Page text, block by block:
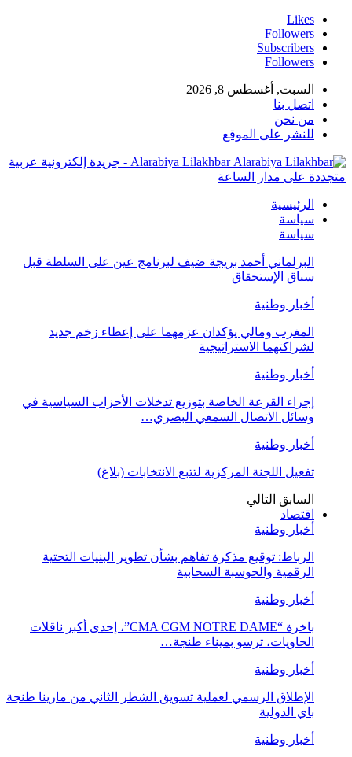
Likes
Followers
Subscribers
Followers
السبت, أغسطس 8, 2026
اتصل بنا
من نحن
للنشر على الموقع
Alarabiya Lilakhbar - جريدة إلكترونية عربية
متجددة على مدار الساعة
الرئيسية
سياسة
سياسة
البرلماني أحمد بريجة ضيف لبرنامج عين على السلطة قبل
سباق الإستحقاق
أخبار وطنية
المغرب ومالي يؤكدان عزمهما على إعطاء زخم جديد
لشراكتهما الاستراتيجية
أخبار وطنية
إجراء القرعة الخاصة بتوزيع تدخلات الأحزاب السياسية في
وسائل الاتصال السمعي البصري…
أخبار وطنية
تفعيل اللجنة المركزية لتتبع الانتخابات (بلاغ)
السابق التالي
اقتصاد
أخبار وطنية
الرباط: توقيع مذكرة تفاهم بشأن تطوير البنيات التحتية
الرقمية والحوسبة السحابية
أخبار وطنية
باخرة “CMA CGM NOTRE DAME”، إحدى أكبر ناقلات
الحاويات، ترسو بميناء طنجة…
أخبار وطنية
الإطلاق الرسمي لعملية تسويق الشطر الثاني من مارينا طنجة
باي الدولية
أخبار وطنية